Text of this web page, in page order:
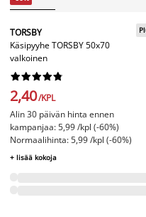
TORSBY
Käsipyyhe TORSBY 50x70
valkoinen






2,40/KPL
Alin 30 päivän hinta ennen
kampanjaa: 5,99 /kpl (-60%)
Normaalihinta: 5,99 /kpl (-60%)
+ lisää kokoja